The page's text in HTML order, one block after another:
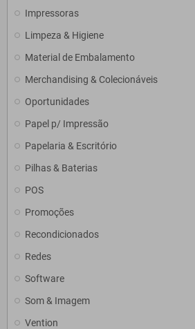
Impressoras
Limpeza & Higiene
Material de Embalamento
Merchandising & Colecionáveis
Oportunidades
Papel p/ Impressão
Papelaria & Escritório
Pilhas & Baterias
POS
Promoções
Recondicionados
Redes
Software
Som & Imagem
Vention